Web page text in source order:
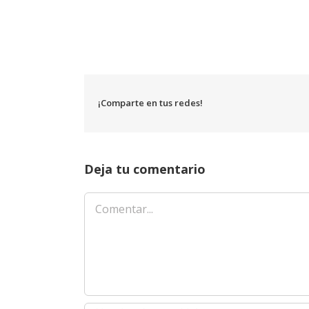
¡Comparte en tus redes!
Deja tu comentario
Comentar